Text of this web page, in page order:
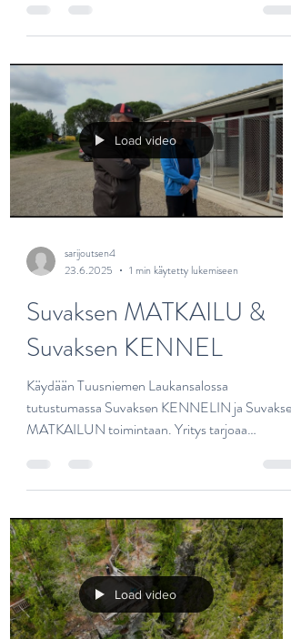
Käydään tutustumassa VIITAKKOON, täyden
palvelun matkailukohteeseen Tuusniemellä.
viitakko.fi
sarijoutsen4
23.6.2025
1 min käytetty lukemiseen
Suvaksen MATKAILU &
Suvaksen KENNEL
Käydään Tuusniemen Laukansalossa
tutustumassa Suvaksen KENNELIN ja Suvaksen
MATKAILUN toimintaan. Yritys tarjoaa
koirahotellitoimintaa...